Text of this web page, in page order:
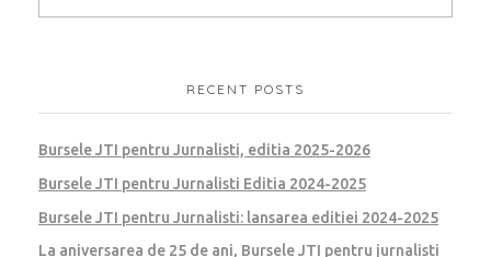
RECENT POSTS
Bursele JTI pentru Jurnalisti, editia 2025-2026
Bursele JTI pentru Jurnalisti Editia 2024-2025
Bursele JTI pentru Jurnalisti: lansarea editiei 2024-2025
La aniversarea de 25 de ani, Bursele JTI pentru jurnalisti